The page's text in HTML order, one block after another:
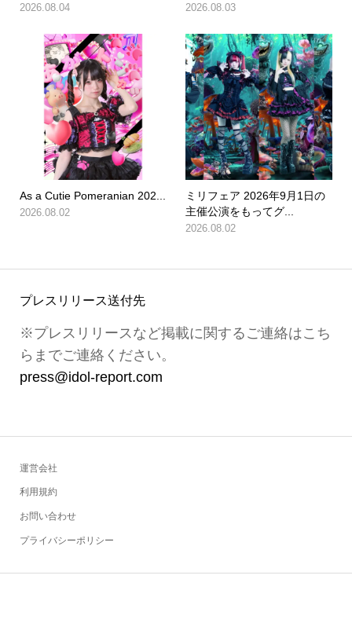
2026.08.04 2026.08.03
As a Cutie Pomeranian 202...
2026.08.02
ミリフェア 2026年9月1日の
主催公演をもってグ...
2026.08.02
プレスリリース送付先
※プレスリリースなど掲載に関するご連絡はこち
らまでご連絡ください。
press@idol-report.com
運営会社
利用規約
お問い合わせ
プライバシーポリシー